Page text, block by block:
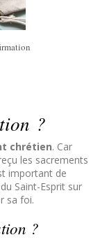
?
chrétien. Car
les sacrements
important de
Saint-Esprit sur
sa foi.
?